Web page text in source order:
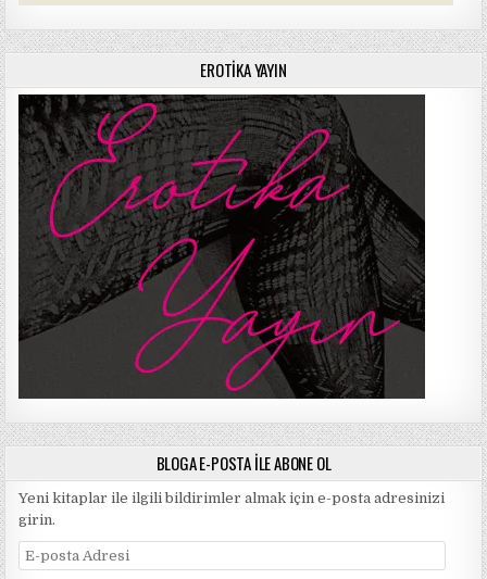
EROTIKA YAYIN
BLOGA E-POSTA ILE ABONE OL
Yeni kitaplar ile ilgili bildirimler almak için e-posta adresinizi
girin.
E-
posta